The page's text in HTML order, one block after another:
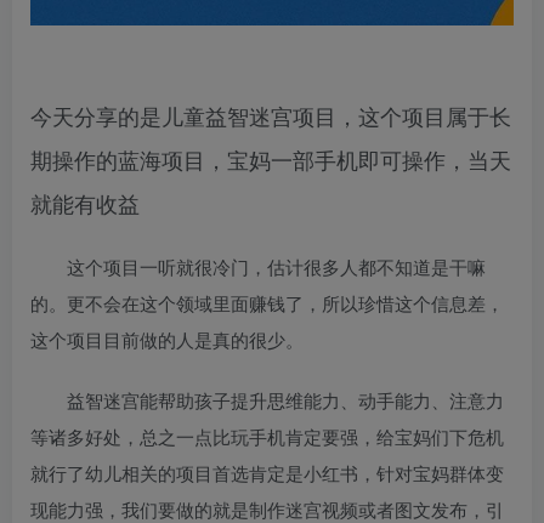
今天分享的是儿童益智迷宫项目，这个项目属于长
期操作的蓝海项目，宝妈一部手机即可操作，当天
就能有收益
这个项目一听就很冷门，估计很多人都不知道是干嘛
的。更不会在这个领域里面赚钱了，所以珍惜这个信息差，
这个项目目前做的人是真的很少。
益智迷宫能帮助孩子提升思维能力、动手能力、注意力
等诸多好处，总之一点比玩手机肯定要强，给宝妈们下危机
就行了幼儿相关的项目首选肯定是小红书，针对宝妈群体变
现能力强，我们要做的就是制作迷宫视频或者图文发布，引